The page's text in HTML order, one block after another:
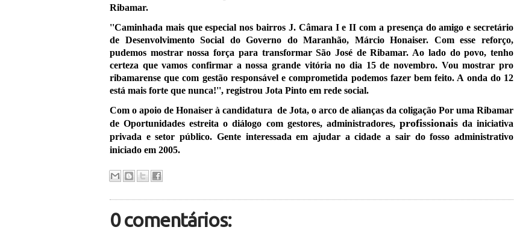
Ribamar.
''Caminhada mais que especial nos bairros J. Câmara I e II com a presença do amigo e secretário
de Desenvolvimento Social do Governo do Maranhão, Márcio Honaiser. Com esse reforço,
pudemos mostrar nossa força para transformar São José de Ribamar. Ao lado do povo, tenho
certeza que vamos confirmar a nossa grande vitória no dia 15 de novembro. Vou mostrar pro
ribamarense que com gestão responsável e comprometida podemos fazer bem feito. A onda do 12
está mais forte que nunca!'', registrou Jota Pinto em rede social.
Com o apoio de Honaiser à candidatura de Jota, o arco de alianças da coligação Por uma Ribamar
de Oportunidades estreita o diálogo com gestores, administradores, profissionaisda iniciativa
privada e setor público. Gente interessada em ajudar a cidade a sair do fosso administrativo
iniciado em 2005.
0 comentários: